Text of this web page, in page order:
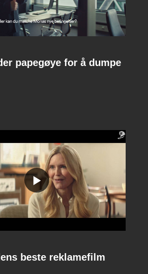
papegøye for å dumpe
beste reklamefilm